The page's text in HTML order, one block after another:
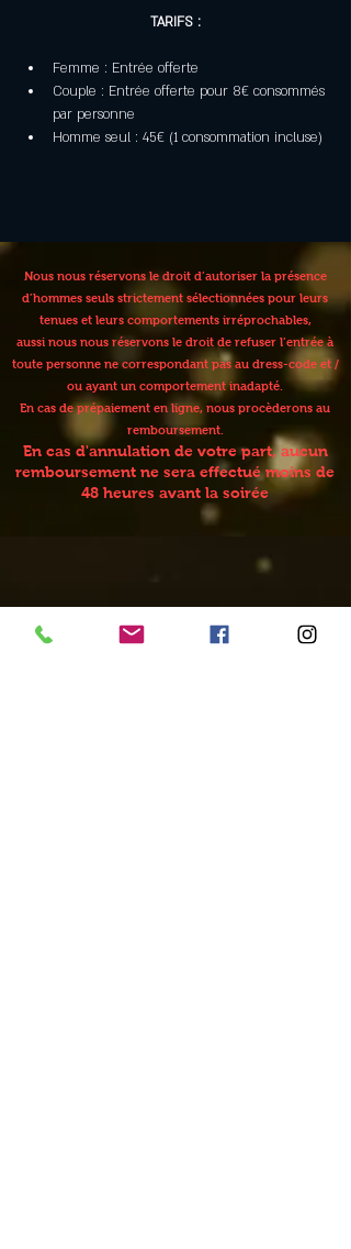
TARIFS :
Femme : Entrée offerte
Couple : Entrée offerte pour 8€ consommés
par personne
Homme seul : 45€ (1 consommation incluse)
Nous nous réservons le droit d’autoriser la présence
d’hommes seuls strictement sélectionnées pour leurs
tenues et leurs comportements irréprochables,
aussi nous nous réservons le droit de refuser l’entrée à
toute personne ne correspondant pas au dress-code et /
ou ayant un comportement inadapté.
En cas de prépaiement en ligne, nous procèderons au
remboursement.
En cas d'annulation de votre part, aucun
remboursement ne sera effectué moins de
48 heures avant la soirée